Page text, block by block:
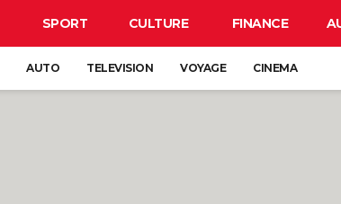
SPORT CULTURE FINANCE
AUTO TELEVISION VOYAGE CINEMA